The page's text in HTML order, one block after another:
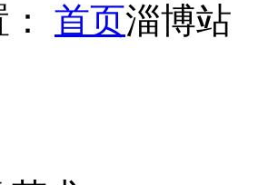
首页淄博站